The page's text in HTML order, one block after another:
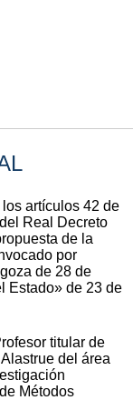
artículos 42 de
Real Decreto
de la
por
de 28 de
Estado» de 23 de
titular de
del área
Métodos